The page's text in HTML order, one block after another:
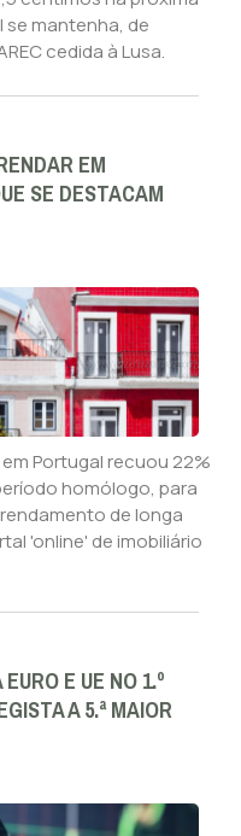
mantenha, de
cedida à Lusa.
EM
SE DESTACAM
Portugal recuou 22%
homólogo, para
de longa
'online' de imobiliário
E UE NO 1.º
A 5.ª MAIOR